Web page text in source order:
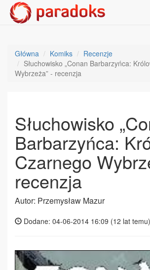
Główna Komiks
Recenzje
Słuchowisko „Conan Barbarzyńca:
Wybrzeża” - recenzja
Słuchowisko
Barbarzyńca:
Czarnego
recenzja
Autor: Przemysław Mazur
Dodane: 04-06-2014 16:09 (12 lat temu)